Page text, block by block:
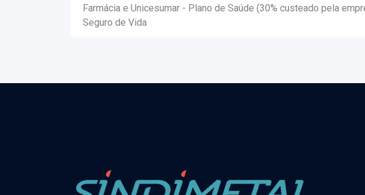
Farmácia e Unicesumar - Plano de Saúde (30% custeado pela
Seguro de Vida